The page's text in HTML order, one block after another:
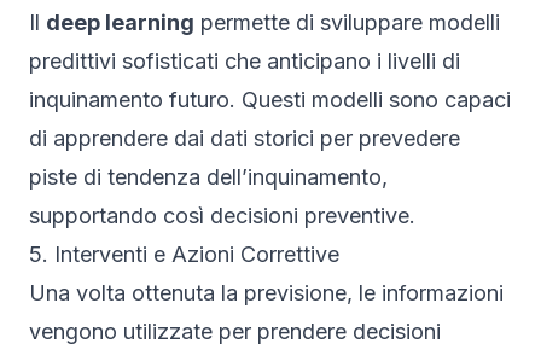
Il deep learning permette di sviluppare modelli
predittivi sofisticati che anticipano i livelli di
inquinamento futuro. Questi modelli sono capaci
di apprendere dai dati storici per prevedere
piste di tendenza dell’inquinamento,
supportando così decisioni preventive.
5. Interventi e Azioni Correttive
Una volta ottenuta la previsione, le informazioni
vengono utilizzate per prendere decisioni